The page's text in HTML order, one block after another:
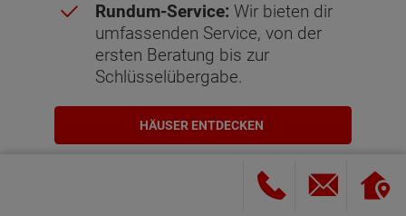
Rundum-Service: Wir bieten dir
umfassenden Service, von der
ersten Beratung bis zur
Schlüsselübergabe.
HÄUSER ENTDECKEN